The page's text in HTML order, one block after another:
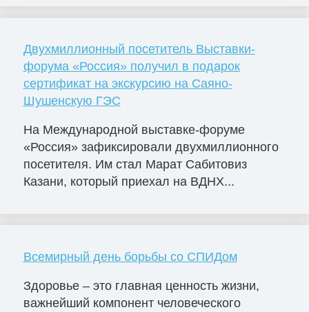
Двухмиллионный посетитель Выставки-
форума «Россия» получил в подарок
сертификат на экскурсию на Саяно-
Шушенскую ГЭС
На Международной выставке-форуме
«Россия» зафиксировали двухмиллионного
посетителя. Им стал Марат Сабитовиз
Казани, который приехал на ВДНХ...
Всемирный день борьбы со СПИДом
Здоровье – это главная ценность жизни,
важнейший компонент человеческого